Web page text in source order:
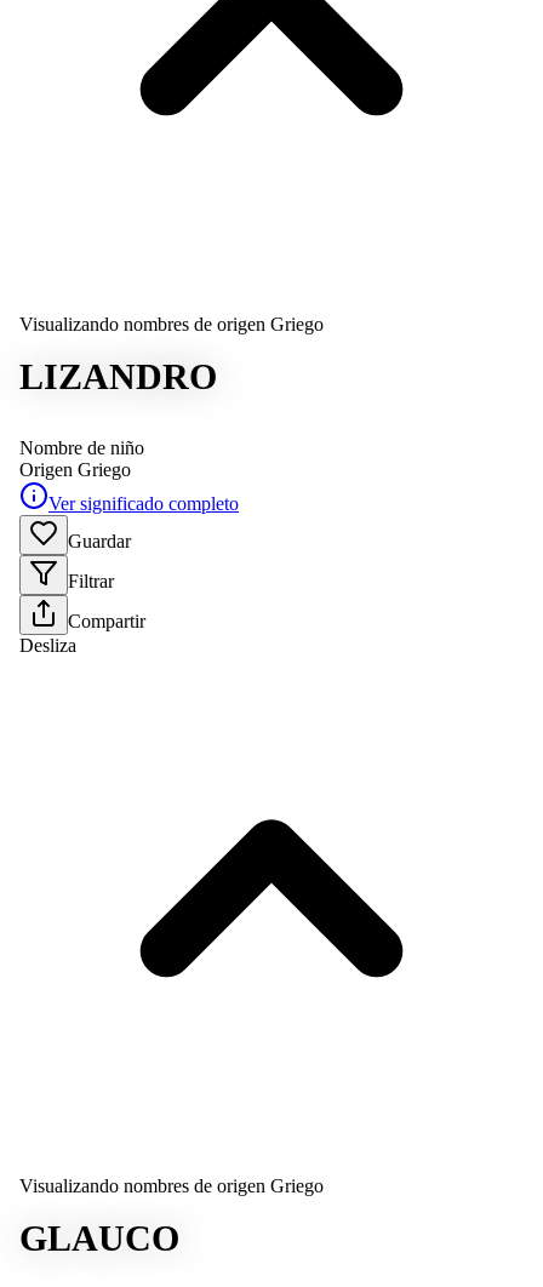
Visualizando nombres de origen Griego
LIZANDRO
Nombre de niño
Origen Griego
Ver significado completo
Guardar
Filtrar
Compartir
Desliza
Visualizando nombres de origen Griego
GLAUCO